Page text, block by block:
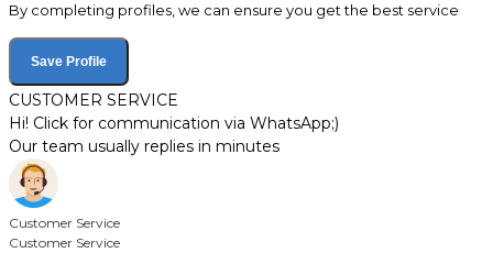
By completing profiles, we can ensure you get the best service
Save Profile
CUSTOMER SERVICE
Hi! Click for communication via WhatsApp;)
Our team usually replies in minutes
Customer Service
Customer Service